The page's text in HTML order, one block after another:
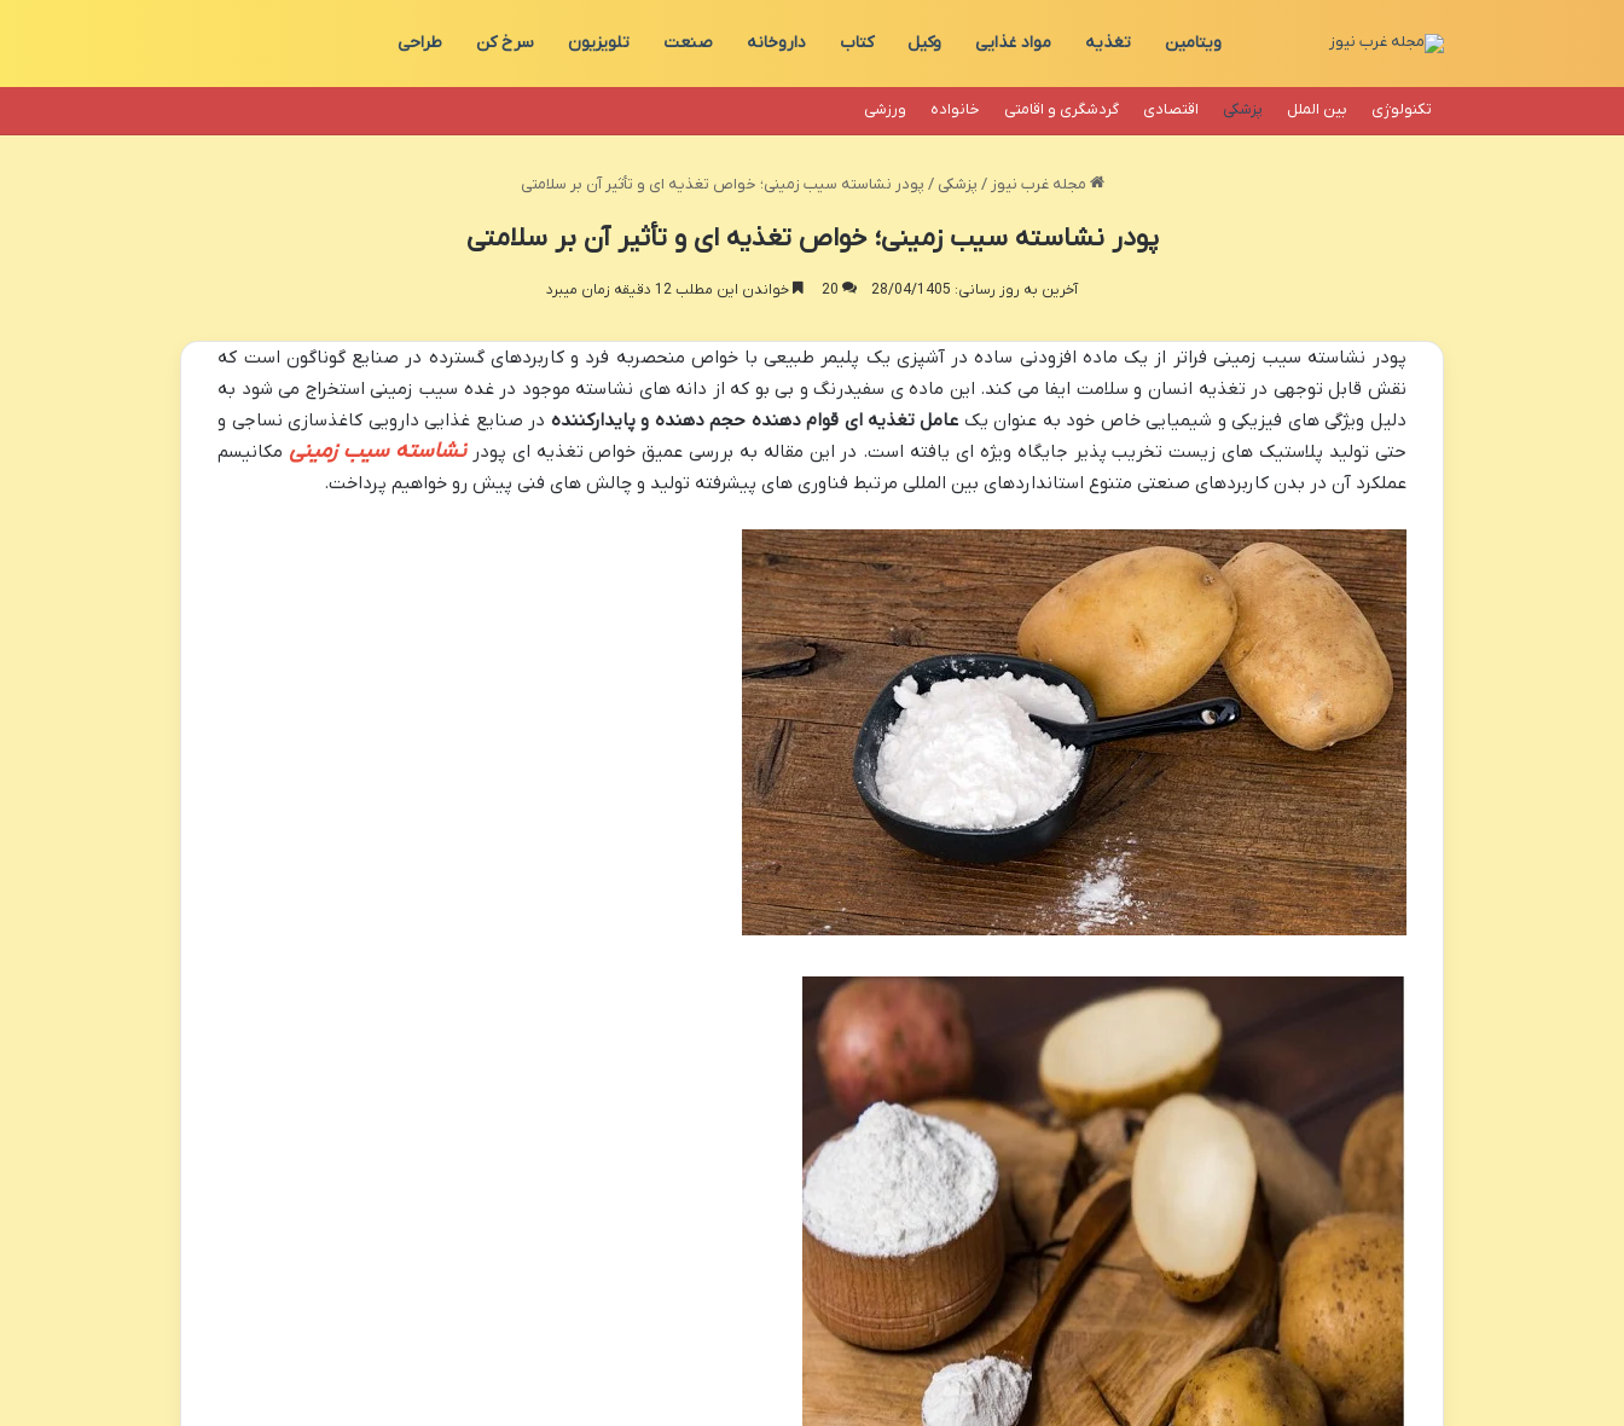
ویتامین تغذیه مواد غذایی وکیل کتاب داروخانه صنعت تلویزیون سرخ کن طراحی
تکنولوژی بین الملل پزشکی اقتصادی گردشگری و اقامتی خانواده ورزشی
مجله غرب نیوز / پزشکی / پودر نشاسته سیب زمینی؛ خواص تغذیه ای و تأثیر آن بر سلامتی
پودر نشاسته سیب زمینی؛ خواص تغذیه ای و تأثیر آن بر سلامتی
آخرین به روز رسانی: 28/04/1405 20 خواندن این مطلب 12 دقیقه زمان میبرد
پودر نشاسته سیب زمینی فراتر از یک ماده افزودنی ساده در آشپزی یک پلیمر طبیعی با خواص منحصربه فرد و کاربردهای گسترده در صنایع گوناگون است که
نقش قابل توجهی در تغذیه انسان و سلامت ایفا می کند. این ماده ی سفیدرنگ و بی بو که از دانه های نشاسته موجود در غده سیب زمینی استخراج می شود به
دلیل ویژگی های فیزیکی و شیمیایی خاص خود به عنوان یک عامل تغذیه ای قوام دهنده حجم دهنده و پایدارکننده در صنایع غذایی دارویی کاغذسازی نساجی و
حتی تولید پلاستیک های زیست تخریب پذیر جایگاه ویژه ای یافته است. در این مقاله به بررسی عمیق خواص تغذیه ای پودرنشاسته سیب زمینی مکانیسم
عملکرد آن در بدن کاربردهای صنعتی متنوع استانداردهای بین المللی مرتبط فناوری های پیشرفته تولید و چالش های فنی پیش رو خواهیم پرداخت.